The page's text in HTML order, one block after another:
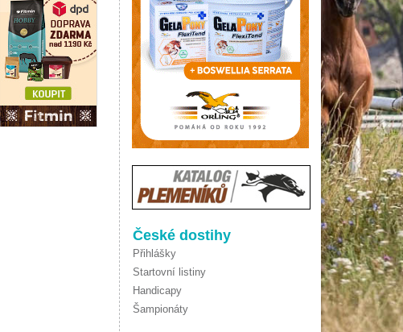
České dostihy
Přihlášky
Startovní listiny
Handicapy
Šampionáty